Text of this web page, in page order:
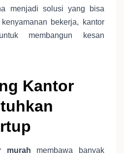
menjadi solusi yang bisa
bekerja, kantor
membangun kesan
Kantor
murah membawa banyak